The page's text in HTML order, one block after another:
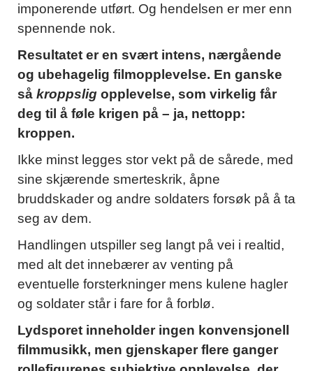
imponerende utført. Og hendelsen er mer enn
spennende nok.
Resultatet er en svært intens, nærgående
og ubehagelig filmopplevelse. En ganske
så kroppslig opplevelse, som virkelig får
deg til å føle krigen på – ja, nettopp:
kroppen.
Ikke minst legges stor vekt på de sårede, med
sine skjærende smerteskrik, åpne
bruddskader og andre soldaters forsøk på å ta
seg av dem.
Handlingen utspiller seg langt på vei i realtid,
med alt det innebærer av venting på
eventuelle forsterkninger mens kulene hagler
og soldater står i fare for å forblø.
Lydsporet inneholder ingen konvensjonell
filmmusikk, men gjenskaper flere ganger